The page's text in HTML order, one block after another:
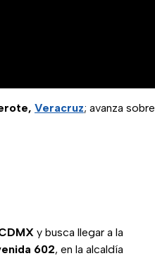
Veracruz; avanza sobre
y busca llegar a la
602, en la alcaldía